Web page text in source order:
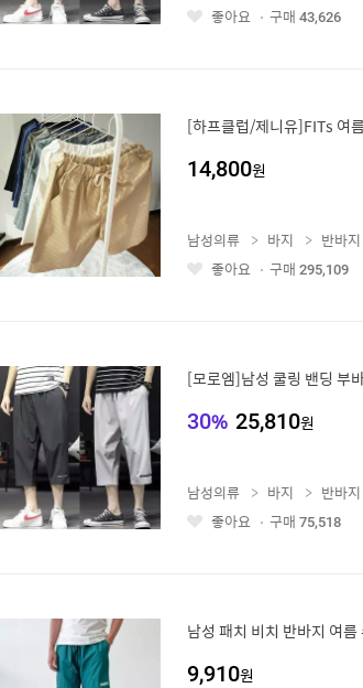
좋 좋아요
구매 43,626
[하프클럽/제니유]FITs 여
14,800원
좋
남성의류 바지
반바지
좋아요
구매 295,109
[모로엠]남성 쿨링 밴딩 부
30% 25,810원
좋
남성의류 바지
반바지
좋아요
구매 75,518
남성 패치 비치 반바지 여
9,910원